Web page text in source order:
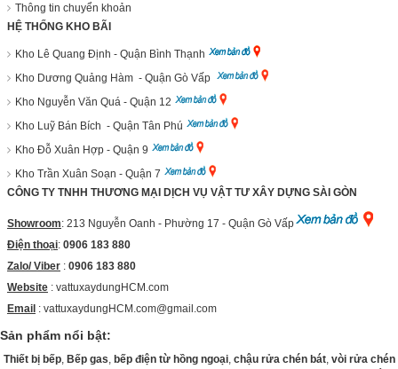
Thông tin chuyển khoản
HỆ THỐNG KHO BÃI
Kho Lê Quang Định - Quận Bình Thạnh
Kho Dương Quảng Hàm - Quận Gò Vấp
Kho Nguyễn Văn Quá - Quận 12
Kho Luỹ Bán Bích - Quận Tân Phú
Kho Đỗ Xuân Hợp - Quận 9
Kho Trần Xuân Soạn - Quận 7
CÔNG TY TNHH THƯƠNG MẠI DỊCH VỤ VẬT TƯ XÂY DỰNG SÀI GÒN
Showroom: 213 Nguyễn Oanh - Phường 17 - Quận Gò Vấp
Điện thoại: 0906 183 880
Zalo/ Viber : 0906 183 880
Website : vattuxaydungHCM.com
Email : vattuxaydungHCM.com@gmail.com
Sản phẩm nổi bật:
Thiết bị bếp, Bếp gas bếp điện từ hồng ngoại, chậu rửa chén bát, vòi rửa chén